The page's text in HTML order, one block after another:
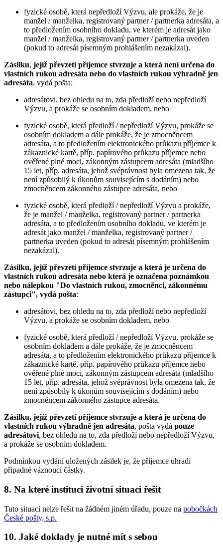
fyzické osobě, která nepředloží Výzvu, ale prokáže, že je
manžel / manželka, registrovaný partner / partnerka adresáta, a
to předložením osobního dokladu, ve kterém je adresát jako
manžel / manželka, registrovaný partner / partnerka uveden
(pokud to adresát písemným prohlášením nezakázal).
Zásilku, jejíž převzetí příjemce stvrzuje a která není určena do
vlastních rukou adresáta nebo do vlastních rukou výhradně jen
adresáta, vydá pošta:
adresátovi, bez ohledu na to, zda předloží nebo nepředloží
Výzvu, a prokáže se osobním dokladem, nebo
fyzické osobě, která předloží / nepředloží Výzvu, prokáže se
osobním dokladem a dále prokáže, že je zmocněncem
adresáta, a to předložením elektronického průkazu příjemce k
zákaznické kartě, příp. papírového průkazu příjemce nebo
ověřené plné moci, zákonným zástupcem adresáta (mladšího
15 let, příp. adresáta, jehož svéprávnost byla omezena tak, že
není způsobilý k úkonům souvisejícím s dodáním) nebo
zmocněncem zákonného zástupce adresáta, nebo
fyzické osobě, která předloží / nepředloží Výzvu a prokáže,
že je manžel / manželka, registrovaný partner / partnerka
adresáta, a to předložením osobního dokladu, ve kterém je
adresát jako manžel / manželka, registrovaný partner /
partnerka uveden (pokud to adresát písemným prohlášením
nezakázal).
Zásilku, jejíž převzetí příjemce stvrzuje a která je určena do
vlastních rukou adresáta nebo která je označena poznámkou
nebo nálepkou "Do vlastních rukou, zmocněnci, zákonnému
zástupci", vydá pošta:
adresátovi, bez ohledu na to, zda předloží nebo nepředloží
Výzvu, a prokáže se osobním dokladem, nebo
fyzické osobě, která předloží / nepředloží Výzvu, prokáže se
osobním dokladem a dále prokáže, že je zmocněncem
adresáta, a to předložením elektronického průkazu příjemce k
zákaznické kartě, příp. papírového průkazu příjemce nebo
ověřené plné moci, zákonným zástupcem adresáta (mladšího
15 let, příp. adresáta, jehož svéprávnost byla omezena tak, že
není způsobilý k úkonům souvisejícím s dodáním) nebo
zmocněncem zákonného zástupce adresáta.
Zásilku, jejíž převzetí příjemce stvrzuje a která je určena do
vlastních rukou výhradně jen adresáta, pošta vydá pouze
adresátovi, bez ohledu na to, zda předloží nebo nepředloží Výzvu,
a prokáže se osobním dokladem.
Podmínkou vydání uložených zásilek je, že příjemce uhradí
případné váznoucí částky.
8. Na které instituci životní situaci řešit
Tuto situaci nelze řešit na žádném jiném úřadu, pouze na pobočkách
České pošty, s.p.
10. Jaké doklady je nutné mít s sebou